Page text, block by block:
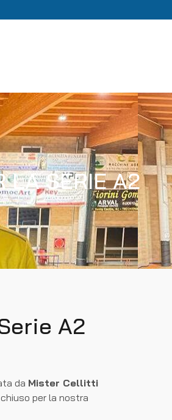
LA SERIE A2
A2
da Mister Cellitti
per la nostra